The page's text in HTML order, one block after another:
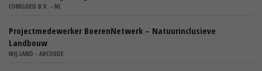
COMGOED B.V. - NL
Projectmedewerker BoerenNetwerk – Natuurinclusieve
Landbouw
WIJ.LAND - ABCOUDE